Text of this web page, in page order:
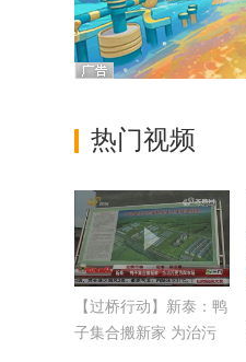
热门视频
【过桥行动】新泰：鸭
子集合搬新家 为治污